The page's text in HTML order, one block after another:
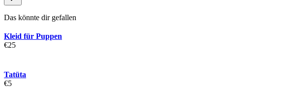
Das könnte dir gefallen
Kleid für Puppen
€25
Tatüta
€5